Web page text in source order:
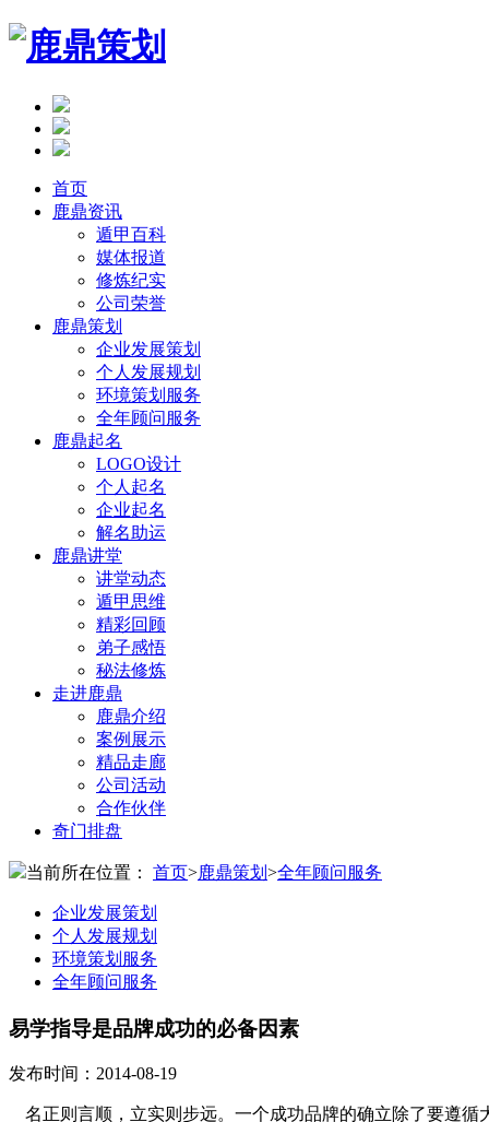
首页
鹿鼎资讯
遁甲百科
媒体报道
修炼纪实
公司荣誉
鹿鼎策划
企业发展策划
个人发展规划
环境策划服务
全年顾问服务
鹿鼎起名
LOGO设计
个人起名
企业起名
解名助运
鹿鼎讲堂
讲堂动态
遁甲思维
精彩回顾
弟子感悟
秘法修炼
走进鹿鼎
鹿鼎介绍
案例展示
精品走廊
公司活动
合作伙伴
奇门排盘
当前所在位置： 首页>鹿鼎策划 >全年顾问服务
企业发展策划
个人发展规划
环境策划服务
全年顾问服务
易学指导是品牌成功的必备因素
发布时间：2014-08-19
名正则言顺，立实则步远。一个成功品牌的确立除了要遵